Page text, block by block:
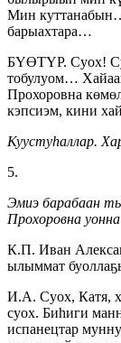
Мин
барыахтара…
БҮӨТҮР. Суох!
тобулуом…
Прохоровна
кэпсиэм, кини
Куустуһаллар.
5.
Эмиэ барабаан
Прохоровна
К.П. Иван
ылыммат
И.А. Суох, Катя,
суох. Биһиги
испанецтар